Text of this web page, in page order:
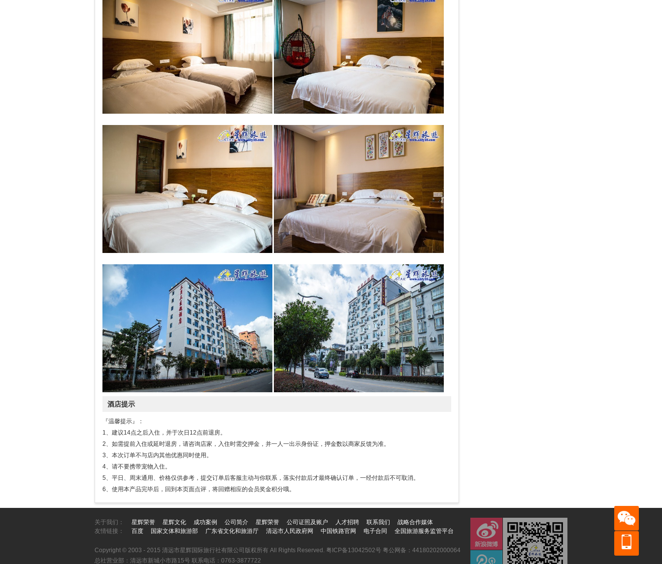
酒店提示
『温馨提示』：
1、建议14点之后入住，并于次日12点前退房。
2、如需提前入住或延时退房，请咨询店家，入住时需交押金，并一人一出示身份证，押金数以商家反馈为准。
3、本次订单不与店内其他优惠同时使用。
4、请不要携带宠物入住。
5、平日、周末通用、价格仅供参考，提交订单后客服主动与你联系，落实付款后才最终确认订单，一经付款后不可取消。
6、使用本产品完毕后，回到本页面点评，将回赠相应的会员奖金积分哦。
关于我们： 星辉荣誉 星辉文化 成功案例 公司简介 星辉荣誉 公司证照及账户 人才招聘 联系我们
战略合作媒体
友情链接：
百度 国家文体和旅游部 广东省文化和旅游厅 清远市人民政府网 中国铁路官网 电子合同 全国旅游服务监管平台
Copyright © 2003 - 2015 清远市星辉国际旅行社有限公司版权所有 All Rights Reserved. 粤ICP备13042502号 粤公网备：44180202000064
总社营业部：清远市新城小市路15号 联系电话：0763-3877722